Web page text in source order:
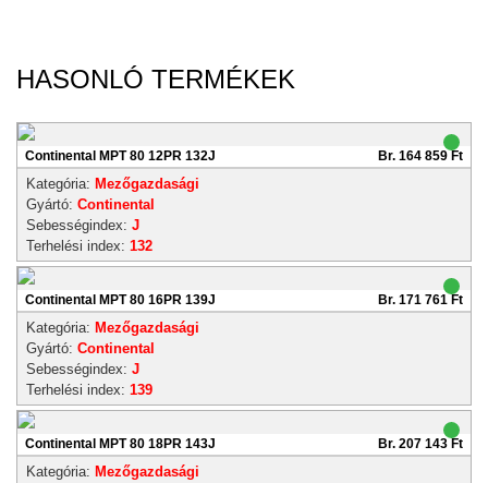
HASONLÓ TERMÉKEK
Continental MPT 80 12PR 132J Br. 164 859 Ft
Kategória: Mezőgazdasági
Gyártó: Continental
Sebességindex: J
Terhelési index: 132
Continental MPT 80 16PR 139J Br. 171 761 Ft
Kategória: Mezőgazdasági
Gyártó: Continental
Sebességindex: J
Terhelési index: 139
Continental MPT 80 18PR 143J Br. 207 143 Ft
Kategória: Mezőgazdasági